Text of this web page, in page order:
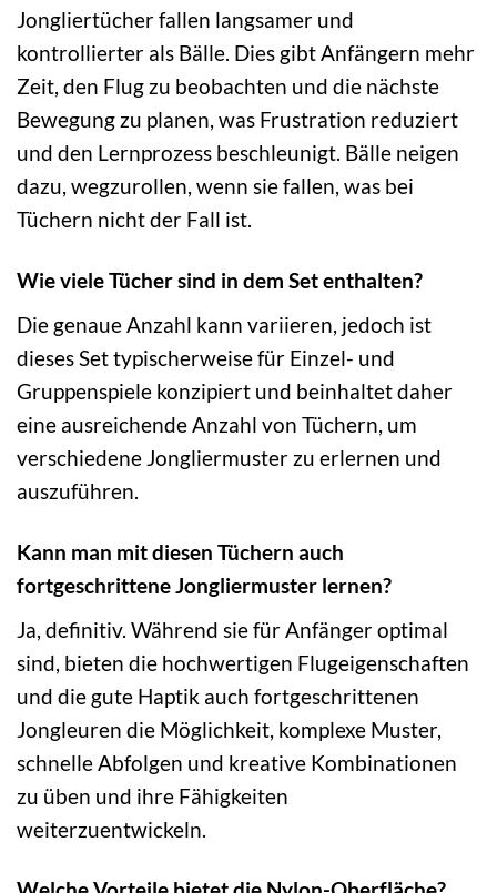
Jongliertücher fallen langsamer und
kontrollierter als Bälle. Dies gibt Anfängern mehr
Zeit, den Flug zu beobachten und die nächste
Bewegung zu planen, was Frustration reduziert
und den Lernprozess beschleunigt. Bälle neigen
dazu, wegzurollen, wenn sie fallen, was bei
Tüchern nicht der Fall ist.
Wie viele Tücher sind in dem Set enthalten?
Die genaue Anzahl kann variieren, jedoch ist
dieses Set typischerweise für Einzel- und
Gruppenspiele konzipiert und beinhaltet daher
eine ausreichende Anzahl von Tüchern, um
verschiedene Jongliermuster zu erlernen und
auszuführen.
Kann man mit diesen Tüchern auch
fortgeschrittene Jongliermuster lernen?
Ja, definitiv. Während sie für Anfänger optimal
sind, bieten die hochwertigen Flugeigenschaften
und die gute Haptik auch fortgeschrittenen
Jongleuren die Möglichkeit, komplexe Muster,
schnelle Abfolgen und kreative Kombinationen
zu üben und ihre Fähigkeiten
weiterzuentwickeln.